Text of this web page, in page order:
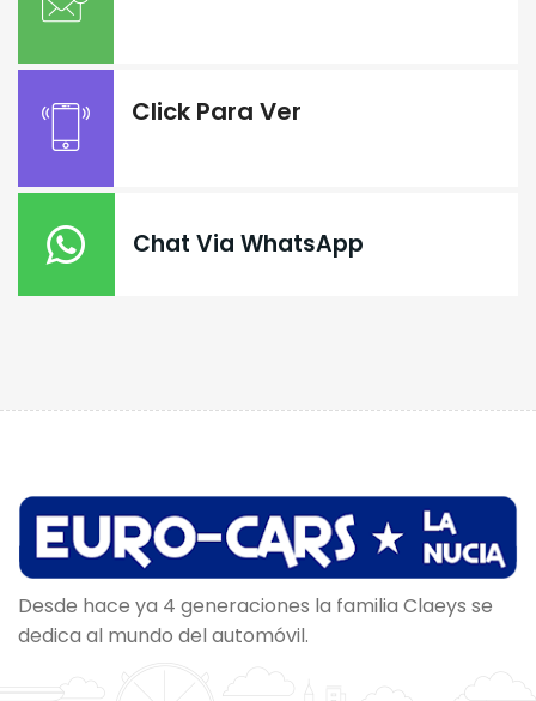
Click Para Ver
Chat Via WhatsApp
Desde hace ya 4 generaciones la familia Claeys se
dedica al mundo del automóvil.